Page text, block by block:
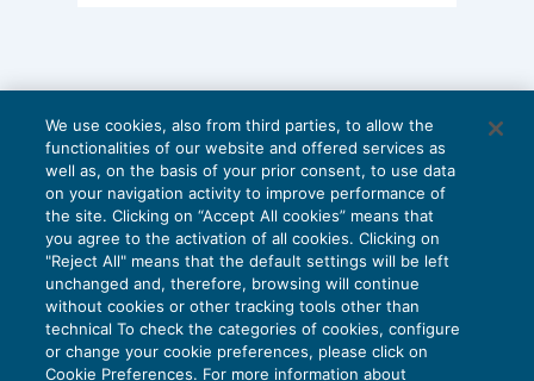
We use cookies, also from third parties, to allow the
functionalities of our website and offered services as
well as, on the basis of your prior consent, to use data
on your navigation activity to improve performance of
the site. Clicking on “Accept All cookies” means that
you agree to the activation of all cookies. Clicking on
"Reject All" means that the default settings will be left
unchanged and, therefore, browsing will continue
without cookies or other tracking tools other than
technical To check the categories of cookies, configure
or change your cookie preferences, please click on
Cookie Preferences. For more information about